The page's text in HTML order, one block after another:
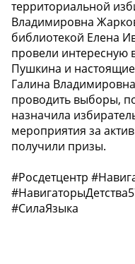
территориальной
Владимировна
библиотекой Елена
провели интересную
Пушкина и
Галина
проводить выборы,
назначила
мероприятия за
получили призы.
#Росдетцентр
#СилаЯзыка